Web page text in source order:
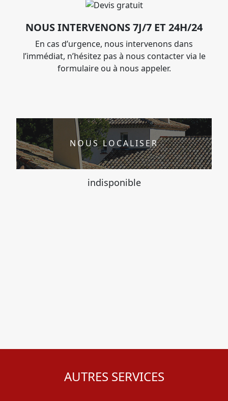
NOUS INTERVENONS 7J/7 ET 24H/24
En cas d’urgence, nous intervenons dans
l’immédiat, n’hésitez pas à nous contacter via le
formulaire ou à nous appeler.
NOUS LOCALISER
indisponible
AUTRES SERVICES